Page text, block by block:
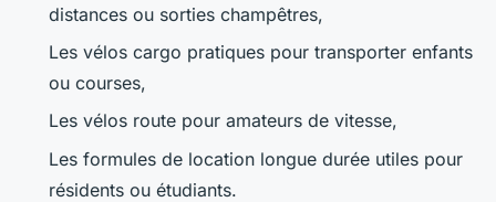
distances ou sorties champêtres,
Les vélos cargo pratiques pour transporter enfants
ou courses,
Les vélos route pour amateurs de vitesse,
Les formules de location longue durée utiles pour
résidents ou étudiants.